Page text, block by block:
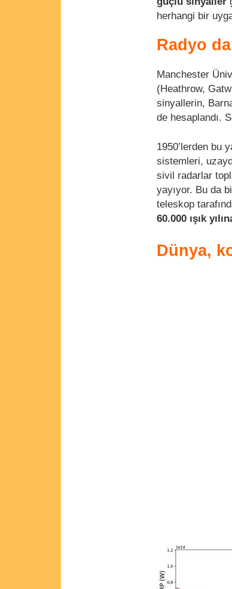
herhangi bir
Radyo
Manchester
(Heathrow,
sinyallerin,
de hesaplandı.
1950’lerden bu
sistemleri,
sivil radarlar
yayıyor. Bu da
teleskop
60.000 ışık
Dünya,